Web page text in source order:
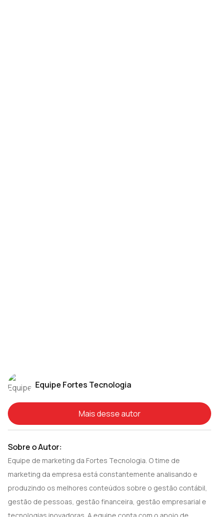
Equipe Fortes Tecnologia
Mais desse autor
Sobre o Autor:
Equipe de marketing da Fortes Tecnologia. O time de
marketing da empresa está constantemente analisando e
produzindo os melhores conteúdos sobre o gestão contábil,
gestão de pessoas, gestão financeira, gestão empresarial e